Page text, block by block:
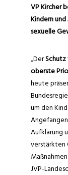
VP Kircher
Kindern
sexuelle
„DerSchutz
oberste
heute
um den
Aufklärung
verstärkten
JVP-